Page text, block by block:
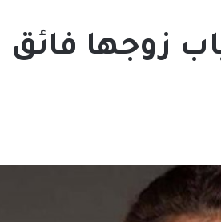
زوجها فائق